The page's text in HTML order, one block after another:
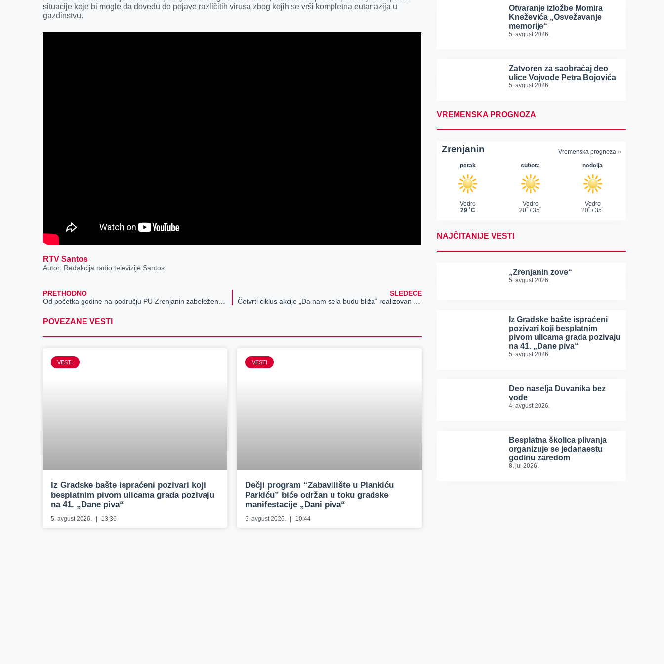
situacije koje bi mogle da dovedu do pojave različitih virusa zbog kojih se vrši kompletna eutanazija u
gazdinstvu.
RTV Santos
Autor: Redakcija radio televizije Santos
PRETHODNO
Od početka godine na području PU Zrenjanin zabeleženo 24,472 prekršaja
SLEDEĆE
Četvrti ciklus akcije „Da nam sela budu bliža“ realizovan u Botošu
POVEZANE VESTI
VESTI
Iz Gradske bašte ispraćeni pozivari koji
besplatnim pivom ulicama grada pozivaju
na 41. „Dane piva“
5. avgust 2026. 13:36
VESTI
Dečji program “Zabavilište u Plankiću
Parkiću” biće održan u toku gradske
manifestacije „Dani piva“
5. avgust 2026. 10:44
Otvaranje izložbe Momira
Kneževića „Osvežavanje
memorije“
5. avgust 2026.
Zatvoren za saobraćaj deo
ulice Vojvode Petra Bojovića
5. avgust 2026.
VREMENSKA PROGNOZA
NAJČITANIJE VESTI
„Zrenjanin zove“
5. avgust 2026.
Iz Gradske bašte ispraćeni
pozivari koji besplatnim
pivom ulicama grada pozivaju
na 41. „Dane piva“
5. avgust 2026.
Deo naselja Duvanika bez
vode
4. avgust 2026.
Besplatna školica plivanja
organizuje se jedanaestu
godinu zaredom
8. jul 2026.